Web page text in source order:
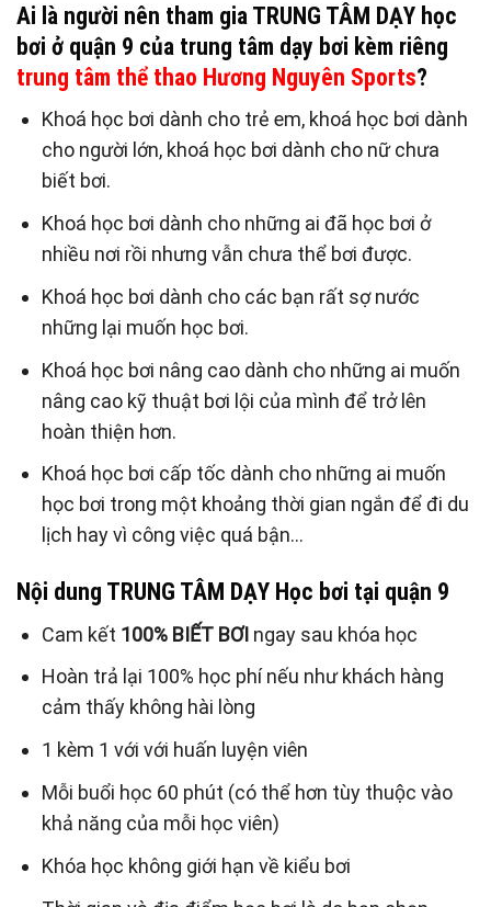
Ai là người nên tham gia TRUNG TÂM DẠY học
bơi ở quận 9 của trung tâm dạy bơi kèm riêng
trung tâm thể thao Hương Nguyên Sports?
Khoá học bơi dành cho trẻ em, khoá học bơi dành
cho người lớn, khoá học bơi dành cho nữ chưa
biết bơi.
Khoá học bơi dành cho những ai đã học bơi ở
nhiều nơi rồi nhưng vẫn chưa thể bơi được.
Khoá học bơi dành cho các bạn rất sợ nước
những lại muốn học bơi.
Khoá học bơi nâng cao dành cho những ai muốn
nâng cao kỹ thuật bơi lội của mình để trở lên
hoàn thiện hơn.
Khoá học bơi cấp tốc dành cho những ai muốn
học bơi trong một khoảng thời gian ngắn để đi du
lịch hay vì công việc quá bận…
Nội dung TRUNG TÂM DẠY Học bơi tại quận 9
Cam kết 100% BIẾT BƠI ngay sau khóa học
Hoàn trả lại 100% học phí nếu như khách hàng
cảm thấy không hài lòng
1 kèm 1 với với huấn luyện viên
Mỗi buổi học 60 phút (có thể hơn tùy thuộc vào
khả năng của mỗi học viên)
Khóa học không giới hạn về kiểu bơi